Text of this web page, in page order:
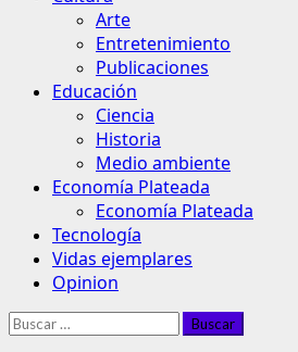
Arte
Entretenimiento
Publicaciones
Educación
Ciencia
Historia
Medio ambiente
Economía Plateada
Economía Plateada
Tecnología
Vidas ejemplares
Opinion
Buscar: